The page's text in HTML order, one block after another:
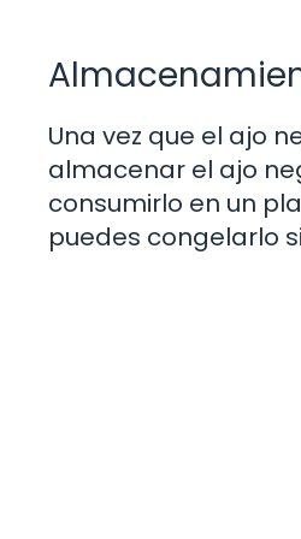
Una vez que el ajo
almacenar el ajo
consumirlo en un
puedes congelarlo